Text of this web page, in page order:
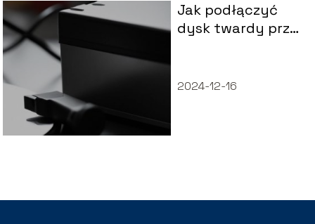
Jak podłączyć
dysk twardy przez
2024-12-16